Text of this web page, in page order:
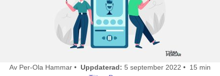
Av Per-Ola Hammar • Uppdaterad: 5 september 2022 • 15 min